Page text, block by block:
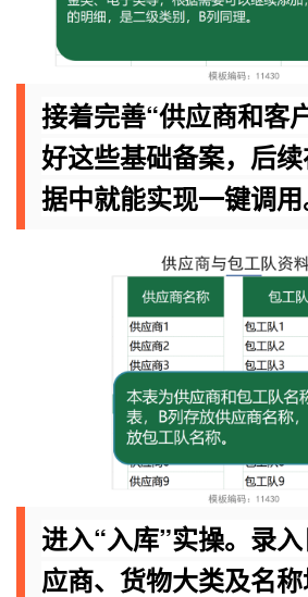
接着完善“供应商和客
好这些基础备案，后
据中就能实现一键调用
进入“入库”实操。录
应商、货物大类及名